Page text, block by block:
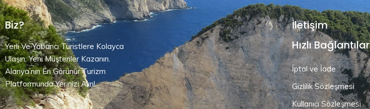
Biz?
Yerli Ve Yabancı Turistlere Kolayca
Ulaşın, Yeni Müşteriler Kazanın.
Alanya’nın En Görünür Turizm
Platformunda Yerinizi Alın!
İletişim
Hızlı Bağlantılar
İptal ve İade
Gizlilik Sözleşmesi
Kullanıcı Sözleşmesi